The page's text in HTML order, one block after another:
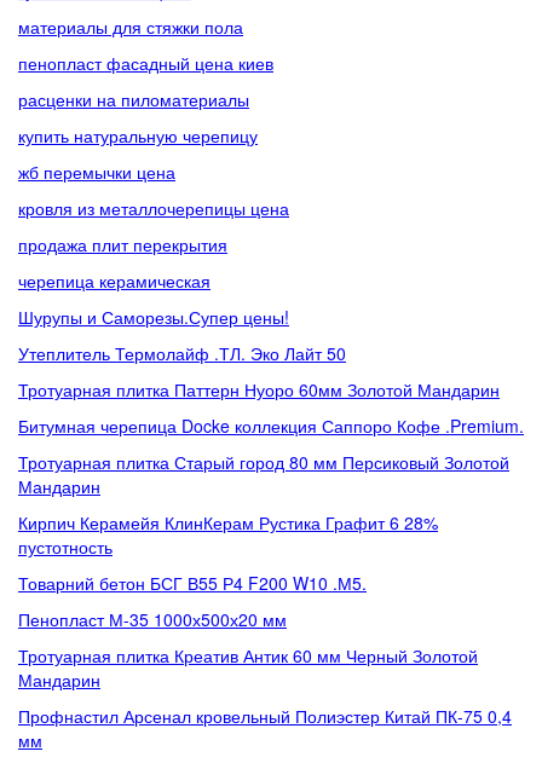
материалы для стяжки пола
пенопласт фасадный цена киев
расценки на пиломатериалы
купить натуральную черепицу
жб перемычки цена
кровля из металлочерепицы цена
продажа плит перекрытия
черепица керамическая
Шурупы и Саморезы.Супер цены!
Утеплитель Термолайф .ТЛ. Эко Лайт 50
Тротуарная плитка Паттерн Нуоро 60мм Золотой Мандарин
Битумная черепица Docke коллекция Саппоро Кофе .Premium.
Тротуарная плитка Старый город 80 мм Персиковый Золотой
Мандарин
Кирпич Керамейя КлинКерам Рустика Графит 6 28%
пустотность
Товарний бетон БСГ В55 Р4 F200 W10 .М5.
Пенопласт М-35 1000х500х20 мм
Тротуарная плитка Креатив Антик 60 мм Черный Золотой
Мандарин
Профнастил Арсенал кровельный Полиэстер Китай ПК-75 0,4
мм